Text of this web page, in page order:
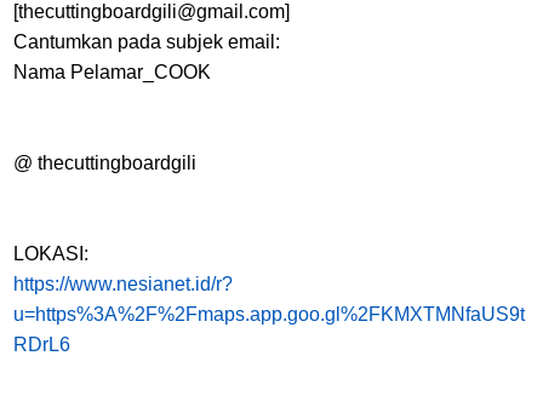
[thecuttingboardgili@gmail.com]
Cantumkan pada subjek email:
Nama Pelamar_COOK
@ thecuttingboardgili
LOKASI:
https://www.nesianet.id/r?
u=https%3A%2F%2Fmaps.app.goo.gl%2FKMXTMNfaUS9t
RDrL6